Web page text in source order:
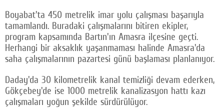
Boyabat'ta 450 metrelik imar yolu çalışması başarıyla
tamamlandı. Buradaki çalışmalarını bitiren ekipler,
program kapsamında Bartın'ın Amasra ilçesine geçti.
Herhangi bir aksaklık yaşanmaması halinde Amasra'da
saha çalışmalarının pazartesi günü başlaması planlanıyor.
Daday'da 30 kilometrelik kanal temizliği devam ederken,
Gökçebey'de ise 1000 metrelik kanalizasyon hattı kazı
çalışmaları yoğun şekilde sürdürülüyor.